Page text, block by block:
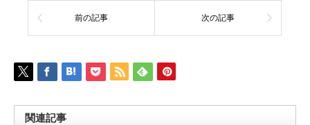
前の記事 次の記事
関連記事